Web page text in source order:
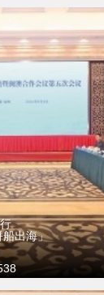
船出海」